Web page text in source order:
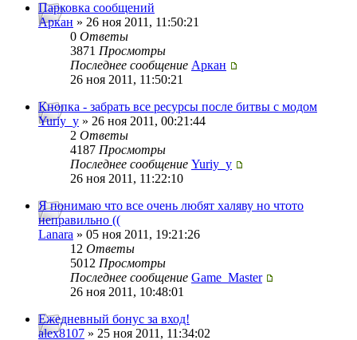
Парковка сообщений
Аркан » 26 ноя 2011, 11:50:21
0 Ответы
3871 Просмотры
Последнее сообщение Аркан
26 ноя 2011, 11:50:21
Кнопка - забрать все ресурсы после битвы с модом
Yuriy_y » 26 ноя 2011, 00:21:44
2 Ответы
4187 Просмотры
Последнее сообщение Yuriy_y
26 ноя 2011, 11:22:10
Я понимаю что все очень любят халяву но чтото
неправильно ((
Lanara » 05 ноя 2011, 19:21:26
12 Ответы
5012 Просмотры
Последнее сообщение Game_Master
26 ноя 2011, 10:48:01
Ежедневный бонус за вход!
alex8107 » 25 ноя 2011, 11:34:02